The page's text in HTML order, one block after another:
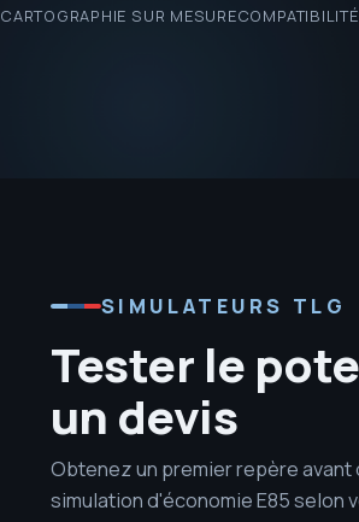
CARTOGRAPHIE SUR MESURE
SIMULATEURS TLG
Tester le
un devis
Obtenez un premier repère
simulation d'économie E85 selon